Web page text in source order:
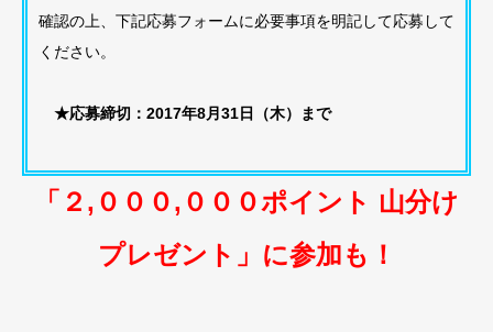
確認の上、下記応募フォームに必要事項を明記して応募して
ください。
★応募締切：2017年8月31日（木）まで
「２,０００,０００ポイント 山分け
プレゼント」に参加も！